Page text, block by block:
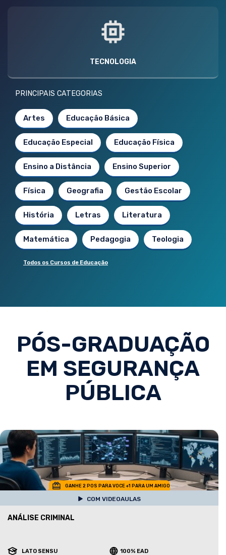
TECNOLOGIA
PRINCIPAIS CATEGORIAS
Artes Educação Básica
Educação Especial Educação Física
Ensino a Distância Ensino Superior
Física Geografia Gestão Escolar
História Letras Literatura
Matemática Pedagogia Teologia
Todos os Cursos de Educação
PÓS-GRADUAÇÃO
EM SEGURANÇA
PÚBLICA
GANHE 2 POS PARA VOCE +1 PARA UM AMIGO
COM VIDEOAULAS
ANÁLISE CRIMINAL
LATO SENSU 100% EAD